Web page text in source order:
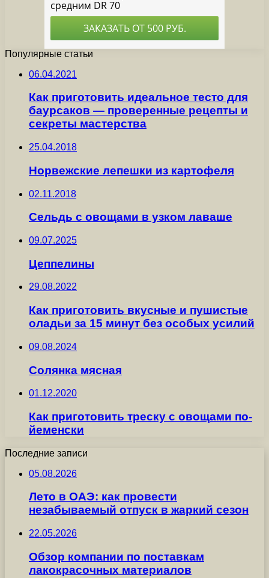
Популярные статьи
06.04.2021
Как приготовить идеальное тесто для
баурсаков — проверенные рецепты и
секреты мастерства
25.04.2018
Норвежские лепешки из картофеля
02.11.2018
Сельдь с овощами в узком лаваше
09.07.2025
Цеппелины
29.08.2022
Как приготовить вкусные и пушистые
оладьи за 15 минут без особых усилий
09.08.2024
Солянка мясная
01.12.2020
Как приготовить треску с овощами по-
йеменски
Последние записи
05.08.2026
Лето в ОАЭ: как провести
незабываемый отпуск в жаркий сезон
22.05.2026
Обзор компании по поставкам
лакокрасочных материалов